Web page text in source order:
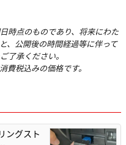
時点のものであり、将来にわた
、公開後の時間経過等に伴って
了承ください。
税込みの価格です。
ングスト